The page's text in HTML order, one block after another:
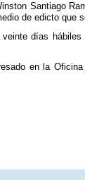
Santiago
de edicto que
días
en la